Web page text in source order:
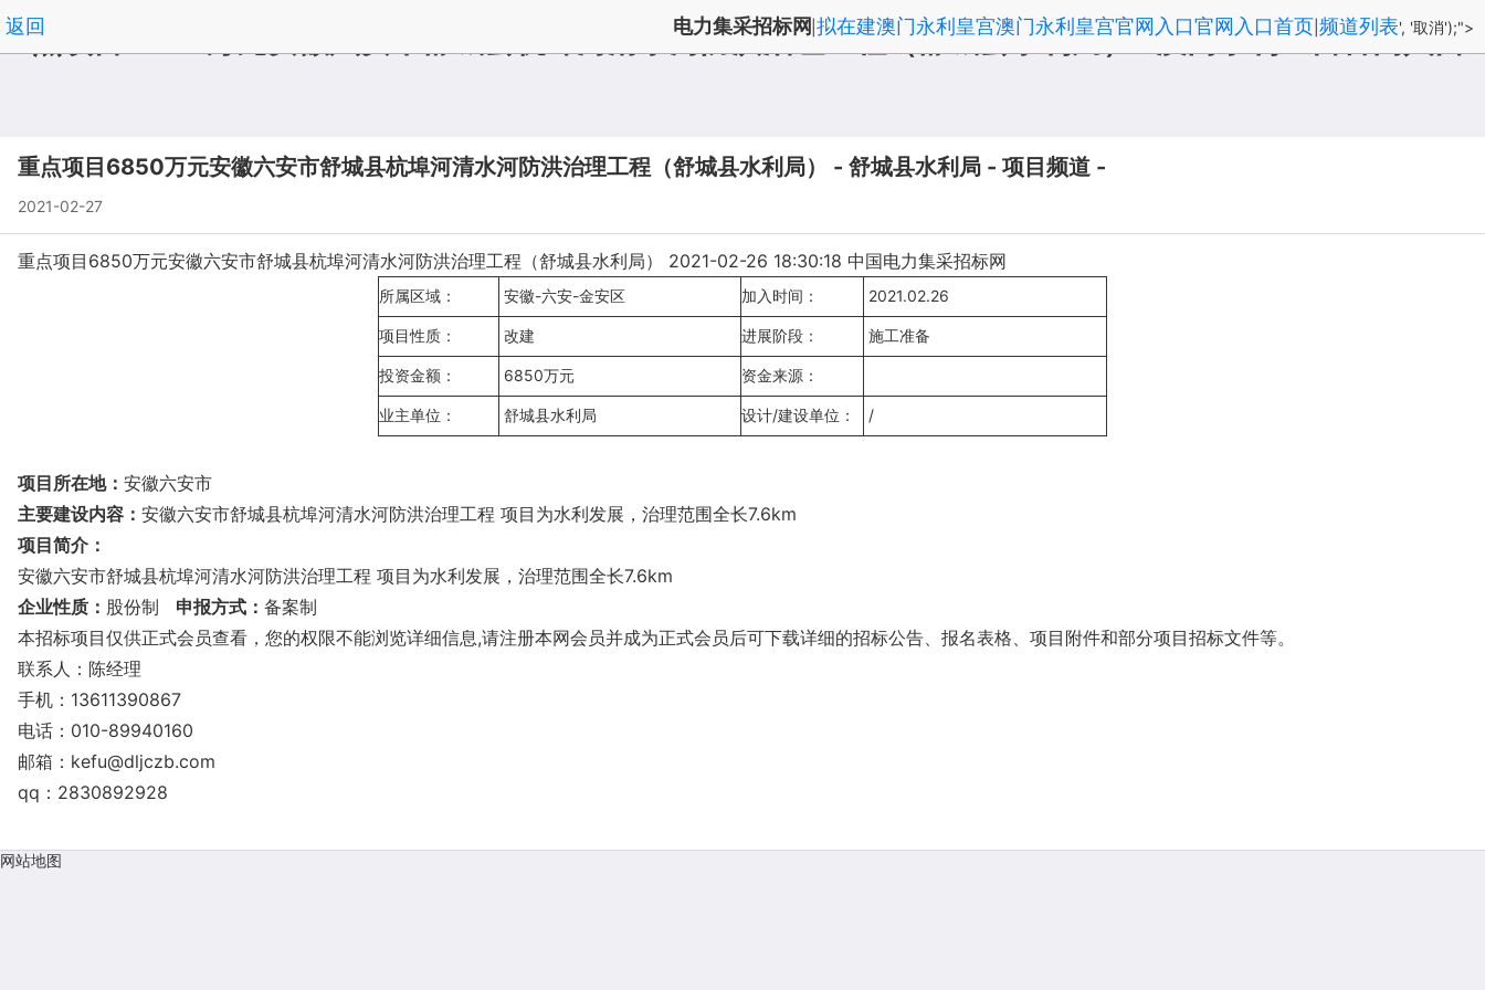
重点项目6850万元安徽六安市舒城县杭埠河清水河防洪治理工程（舒城县水利局） -澳门永利皇宫官网入口
返回 电力集采招标网 拟在建澳门永利皇宫澳门永利皇宫官网入口官网入口首页 频道列表', '取消');">
重点项目6850万元安徽六安市舒城县杭埠河清水河防洪治理工程（舒城县水利局） - 舒城县水利局 - 项目频道 -
2021-02-27
重点项目6850万元安徽六安市舒城县杭埠河清水河防洪治理工程（舒城县水利局） 2021-02-26 18:30:18 中国电力集采招标网
所属区域： 安徽-六安-金安区 加入时间： 2021.02.26
项目性质： 改建 进展阶段： 施工准备
投资金额： 6850万元 资金来源：
业主单位： 舒城县水利局 设计/建设单位： /
项目所在地： 安徽六安市
主要建设内容： 安徽六安市舒城县杭埠河清水河防洪治理工程 项目为水利发展，治理范围全长7.6km
项目简介：
安徽六安市舒城县杭埠河清水河防洪治理工程 项目为水利发展，治理范围全长7.6km
企业性质： 股份制 申报方式： 备案制
本招标项目仅供正式会员查看，您的权限不能浏览详细信息,请注册本网会员并成为正式会员后可下载详细的招标公告、报名表格、项目附件和部分项目招标文件等。
联系人：陈经理
手机：13611390867
电话：010-89940160
邮箱： kefu@dljczb.com
qq：2830892928
网站地图